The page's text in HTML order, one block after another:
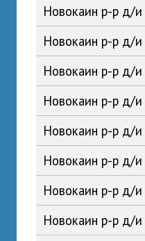
Новокаин р-р д/
Новокаин р-р д/
Новокаин р-р д/
Новокаин р-р д/
Новокаин р-р д/
Новокаин р-р д/
Новокаин р-р д/
Новокаин р-р д/